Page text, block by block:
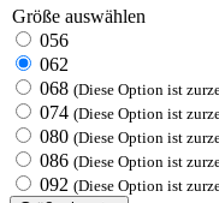
Größe auswählen
056
062
068 (Diese Option ist
074 (Diese Option ist
080 (Diese Option ist
086 (Diese Option ist
092 (Diese Option ist